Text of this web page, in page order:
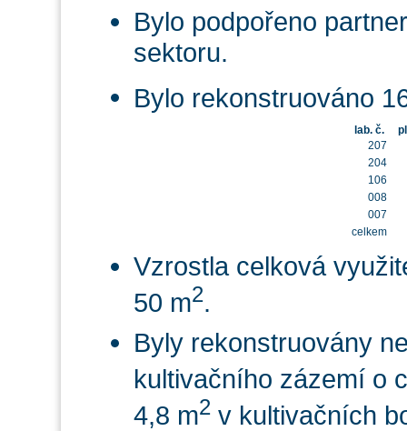
Bylo podpořeno
sektoru.
Bylo rekonstruováno
lab. č.
207
204
106
008
007
celkem
Vzrostla celková
50 m2.
Byly rekonstruovány
kultivačního zázemí o
4,8 m2 v kultivačních